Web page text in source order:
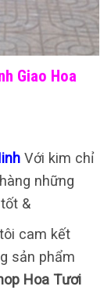
Giao Hoa
Với kim chỉ
những
&
cam kết
sản phẩm
Hoa Tươi